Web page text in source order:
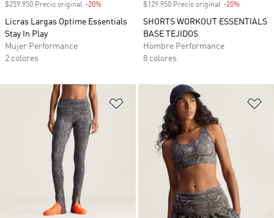
$259.950 Precio original -20%
Licras Largas Optime Essentials
Stay In Play
Mujer Performance
2 colores
$129.950 Precio original -20%
SHORTS WORKOUT ESSENTIALS
BASE TEJIDOS
Hombre Performance
8 colores
Añadir a la lista de deseos